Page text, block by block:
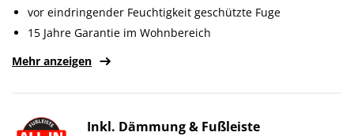
vor eindringender Feuchtigkeit geschützte Fuge
15 Jahre Garantie im Wohnbereich
Mehr anzeigen
Inkl. Dämmung & Fußleiste